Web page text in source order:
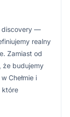
discovery —
realny
Zamiast od
że budujemy
Chełmie i
które